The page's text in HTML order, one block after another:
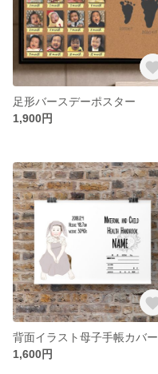
足形バースデーポスター
1,900円
背面イラスト母子手帳カバー
1,600円